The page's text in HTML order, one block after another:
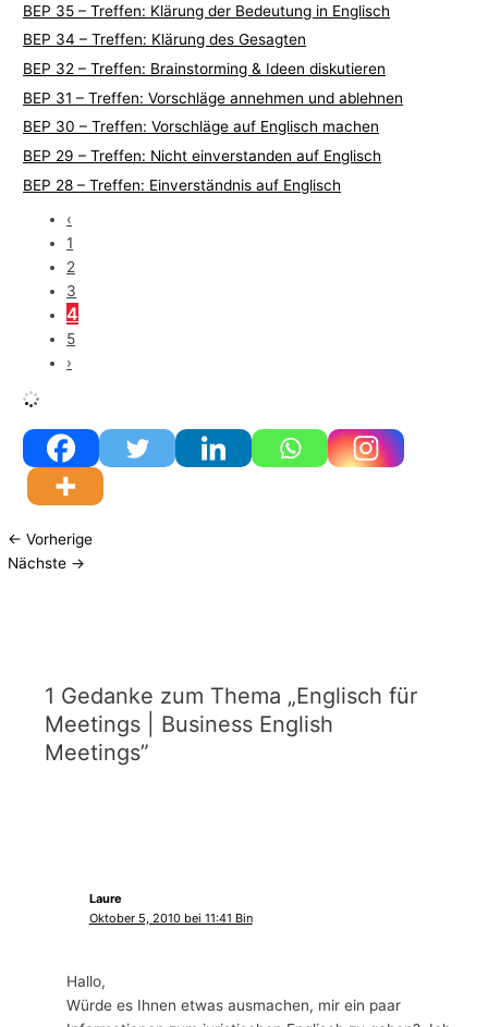
BEP 35 – Treffen: Klärung der Bedeutung in Englisch
BEP 34 – Treffen: Klärung des Gesagten
BEP 32 – Treffen: Brainstorming & Ideen diskutieren
BEP 31 – Treffen: Vorschläge annehmen und ablehnen
BEP 30 – Treffen: Vorschläge auf Englisch machen
BEP 29 – Treffen: Nicht einverstanden auf Englisch
BEP 28 – Treffen: Einverständnis auf Englisch
‹
1
2
3
4
5
›
← Vorherige
Nächste →
1 Gedanke zum Thema „Englisch für
Meetings | Business English
Meetings”
Laure
Oktober 5, 2010 bei 11:41 Bin
Hallo,
Würde es Ihnen etwas ausmachen, mir ein paar